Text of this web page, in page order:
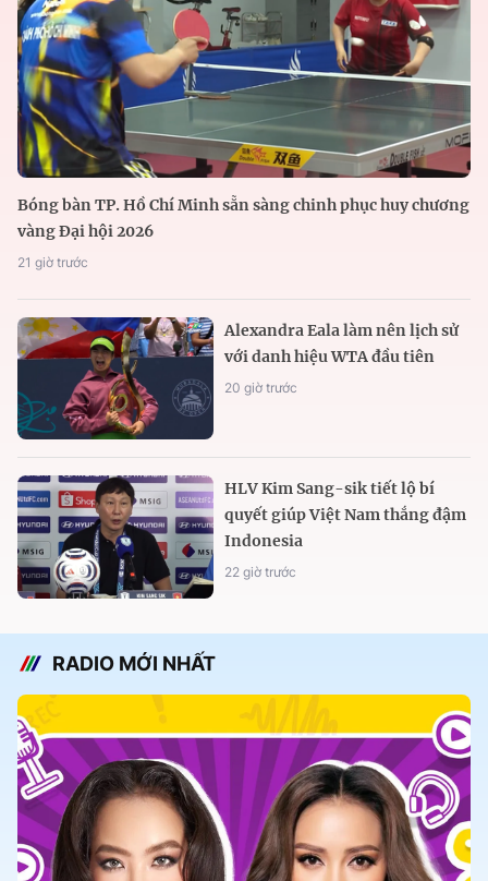
Bóng bàn TP. Hồ Chí Minh sẵn sàng chinh phục huy chương
vàng Đại hội 2026
21 giờ trước
Alexandra Eala làm nên lịch sử
với danh hiệu WTA đầu tiên
20 giờ trước
HLV Kim Sang-sik tiết lộ bí
quyết giúp Việt Nam thắng đậm
Indonesia
22 giờ trước
RADIO MỚI NHẤT